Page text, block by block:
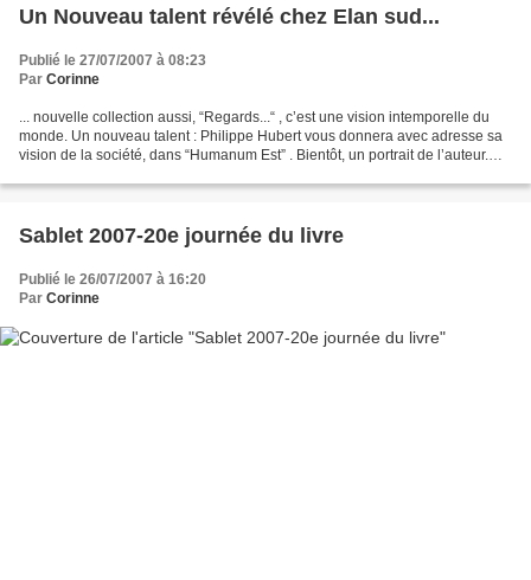
Un Nouveau talent révélé chez Elan sud...
Publié le 27/07/2007 à 08:23
Par Corinne
... nouvelle collection aussi, “Regards...“ , c’est une vision intemporelle du
monde. Un nouveau talent : Philippe Hubert vous donnera avec adresse sa
vision de la société, dans “Humanum Est” . Bientôt, un portrait de l’auteur.…
Sablet 2007-20e journée du livre
Publié le 26/07/2007 à 16:20
Par Corinne